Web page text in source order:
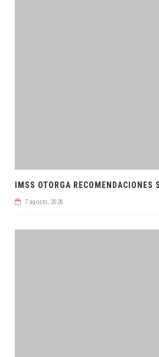
IMSS OTORGA RECOMENDACIONES
7 agosto, 2026